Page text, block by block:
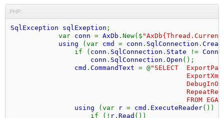
lock(ActivePool) {
try {
returnActivePool.FirstOrDefault
}
catch {
return null;
}
Databases
returnActivePool. AsParallel().
PHP:
SqlException sqlExeption ;
var conn = AxDb .New($
using
(var cmd = conn . SqlConnection .
if ( conn . SqlConnection . State !=
conn . SqlConnection . Open ();
cmd . CommandText = @"SELECT
ExportXmlTemplateRepository,
DebugInOpCodes, DebugOutOpCodes,
RepeatReprocessingInMessages,
FROM
using
(var r = cmd . ExecuteReader()) {
if (! r . Read ())